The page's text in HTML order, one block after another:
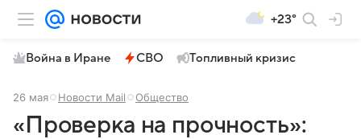
+23°
Война в Иране СВО Топливный кризис
26 мая Новости Mail Общество
«Проверка на прочность»: